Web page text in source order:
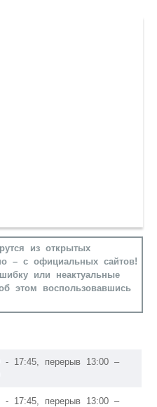
из открытых
– с официальных сайтов!
или неактуальные
этом воспользовавшись
- 17:45, перерыв 13:00 –
- 17:45, перерыв 13:00 –